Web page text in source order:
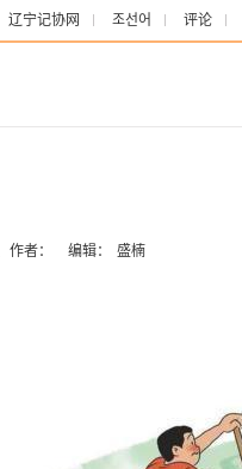
辽宁记协网 조선어 评论
作者： 编辑： 盛楠